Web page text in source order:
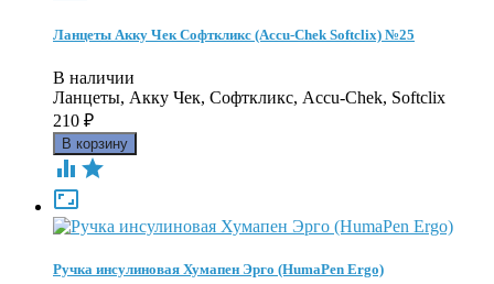
Ланцеты Акку Чек Софткликс (Accu-Chek Softclix) №25
В наличии
Ланцеты, Акку Чек, Софткликс, Accu-Chek, Softclix
210 ₽
 

Ручка инсулиновая Хумапен Эрго (HumaPen Ergo)